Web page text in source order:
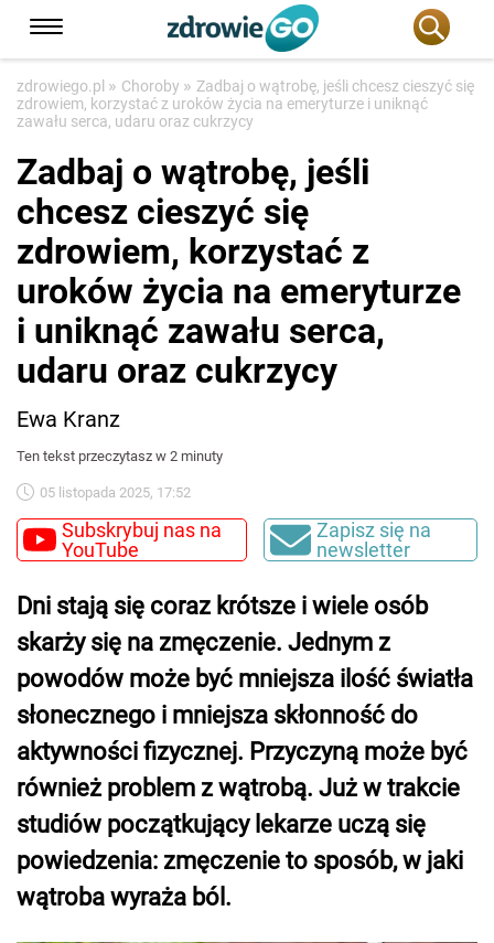
zdrowiego.pl » Choroby » Zadbaj o wątrobę, jeśli chcesz cieszyć się
zdrowiem, korzystać z uroków życia na emeryturze i uniknąć
zawału serca, udaru oraz cukrzycy
Zadbaj o wątrobę, jeśli
chcesz cieszyć się
zdrowiem, korzystać z
uroków życia na emeryturze
i uniknąć zawału serca,
udaru oraz cukrzycy
Ewa Kranz
Ten tekst przeczytasz w 2 minuty
05 listopada 2025, 17:52
Subskrybuj nas na
YouTube
Zapisz się na
newsletter
Dni stają się coraz krótsze i wiele osób
skarży się na zmęczenie. Jednym z
powodów może być mniejsza ilość światła
słonecznego i mniejsza skłonność do
aktywności fizycznej. Przyczyną może być
również problem z wątrobą. Już w trakcie
studiów początkujący lekarze uczą się
powiedzenia: zmęczenie to sposób, w jaki
wątroba wyraża ból.